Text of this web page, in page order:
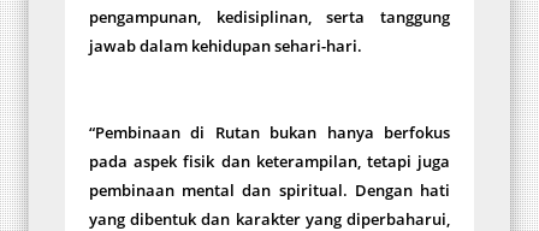
pengampunan, kedisiplinan, serta tanggung
jawab dalam kehidupan sehari-hari.
“Pembinaan di Rutan bukan hanya berfokus
pada aspek fisik dan keterampilan, tetapi juga
pembinaan mental dan spiritual. Dengan hati
yang dibentuk dan karakter yang diperbaharui,